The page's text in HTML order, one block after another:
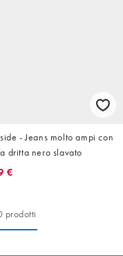
- Jeans molto ampi con
dritta nero slavato
€
prodotti